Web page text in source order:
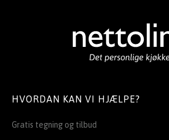
HVORDAN KAN VI HJÆLPE?
Gratis tegning og tilbud